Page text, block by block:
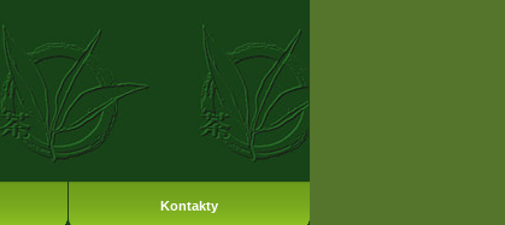
Kontakty